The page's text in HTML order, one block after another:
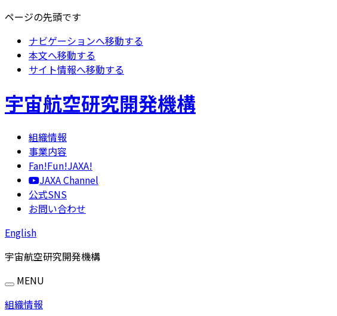
ページの先頭です
ナビゲーションへ移動する
本文へ移動する
サイト情報へ移動する
宇宙航空研究開発機構
組織情報
事業内容
Fan!Fun!JAXA!
JAXA Channel
公式SNS
お問い合わせ
English
宇宙航空研究開発機構
MENU
組織情報